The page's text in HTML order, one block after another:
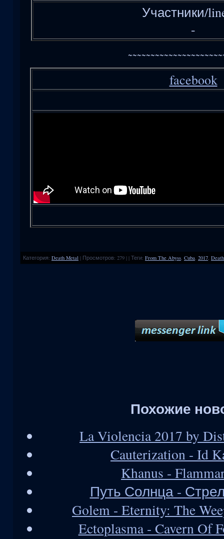
Участники/
-
facebook
Категория: Death Metal | Просмотров: 279 | | Теги: From The Abyss Cuba 2017
Похожие
La Violencia 2017 by
Cauterization - Id
Khanus -
Путь Солнца -
Golem - Eternity: The
Ectoplasma - Cavern Of